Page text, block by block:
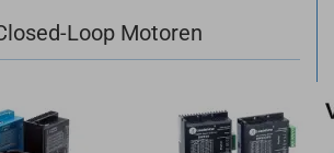
Loop Motoren